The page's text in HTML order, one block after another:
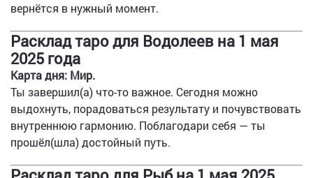
вернётся в нужный момент.
Расклад таро для Водолеев на 1 мая
2025 года
Карта дня: Мир.
Ты завершил(а) что-то важное. Сегодня можно
выдохнуть, порадоваться результату и почувствовать
внутреннюю гармонию. Поблагодари себя — ты
прошёл(шла) достойный путь.